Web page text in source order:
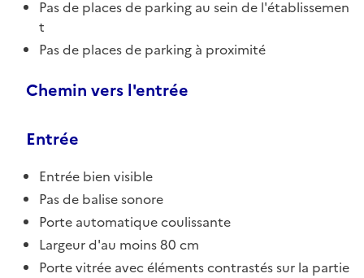
Pas de places de parking au sein de l'établissemen
t
Pas de places de parking à proximité
Chemin vers l'entrée
Entrée
Entrée bien visible
Pas de balise sonore
Porte automatique coulissante
Largeur d'au moins 80 cm
Porte vitrée avec éléments contrastés sur la partie